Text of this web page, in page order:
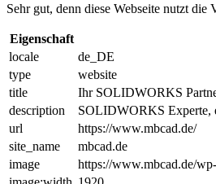
Sehr gut, denn diese Webseite nutzt die
Eigenschaft
locale
de_DE
type
website
title
Ihr SOLIDWORKS
description
SOLIDWORKS Experte,
url
https://www.mbcad.de/
site_name
mbcad.de
image
https://www.mbcad.de/